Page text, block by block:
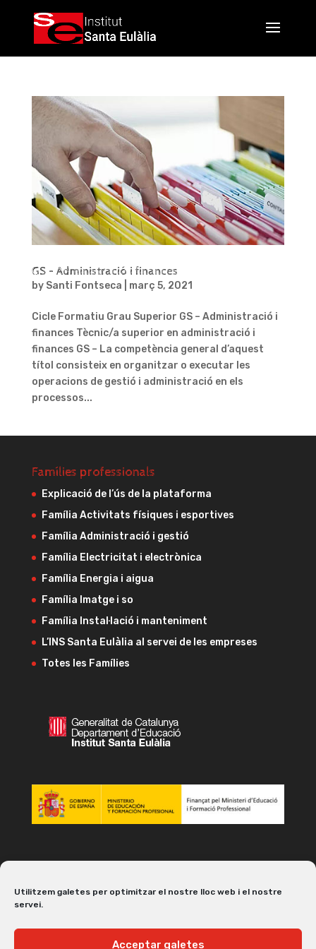
Utilitzem galetes per optimitzar el nostre lloc web i el nostre
servei.
Acceptar galetes
GS – Administració i finances
by Santi Fontseca març 5, 2021
Cicle Formatiu Grau Superior GS – Administració i
finances Tècnic/a superior en administració i
finances GS – La competència general d’aquest
títol consisteix en organitzar o executar les
operacions de gestió i administració en els
processos...
Famílies professionals
Explicació de l’ús de la plataforma
Família Activitats físiques i esportives
Família Administració i gestió
Família Electricitat i electrònica
Família Energia i aigua
Família Imatge i so
Família Instal·lació i manteniment
L’INS Santa Eulàlia al servei de les empreses
Totes les Famílies